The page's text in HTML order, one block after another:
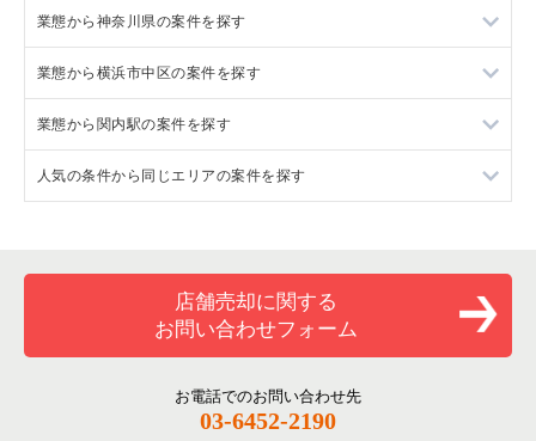
業態から神奈川県の案件を探す
神奈川県のラーメンの居抜き売却物件の案件一覧
神奈川県のフランス料理の居抜き売却物件の案件一覧
神奈川県のイタリア料理の居抜き売却物件の案件一覧
神奈川県のそば・うどんの居抜き売却物件の案件一覧
神奈川県の寿司の居抜き売却物件の案件一覧
神奈川県の鉄板焼き・お好み焼の居抜き売却物件の案件一覧
業態から横浜市中区の案件を探す
横浜市中区のラーメンの居抜き売却物件の案件一覧
横浜市中区のフランス料理の居抜き売却物件の案件一覧
横浜市中区の中華の居抜き売却物件の案件一覧
横浜市中区の寿司の居抜き売却物件の案件一覧
横浜市中区の鉄板焼き・お好み焼の居抜き売却物件の案件一覧
業態から関内駅の案件を探す
関内駅のラーメンの居抜き売却物件の案件一覧
関内駅のイタリア料理の居抜き売却物件の案件一覧
関内駅の中華の居抜き売却物件の案件一覧
関内駅の焼肉の居抜き売却物件の案件一覧
人気の条件から同じエリアの案件を探す
横浜市中区の1階の飲食店の居抜き売却物件の案件一覧
関内駅の1階の飲食店の居抜き売却物件の案件一覧
神奈川県の10坪以下の飲食店の居抜き売却物件の案件一覧
店舗売却に関する
お問い合わせフォーム
お電話でのお問い合わせ先
03-6452-2190